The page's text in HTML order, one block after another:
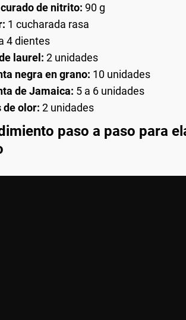
de nitrito: 90 g
1 cucharada rasa
4 dientes
laurel: 2 unidades
negra en grano: 10 unidades
de Jamaica: 5 a 6 unidades
de olor: 2 unidades
paso a paso para